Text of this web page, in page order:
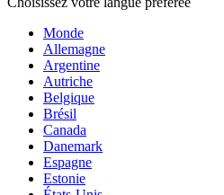
Monde
Allemagne
Argentine
Autriche
Belgique
Brésil
Canada
Danemark
Espagne
Estonie